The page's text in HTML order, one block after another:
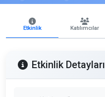
Etkinlik Katılımcılar
Etkinlik Detayları